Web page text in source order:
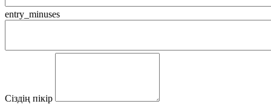
entry_minuses
Сіздің пікір